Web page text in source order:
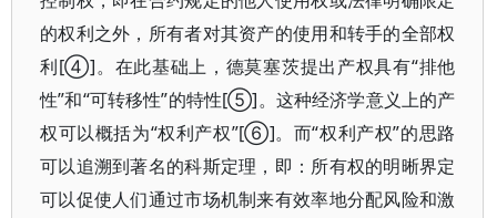
的权利之外，所有者对其资产的使用和转手的全部权
利[④]。在此基础上，德莫塞茨提出产权具有“排他
性”和“可转移性”的特性[⑤]。这种经济学意义上的产
权可以概括为“权利产权”[⑥]。而“权利产权”的思路
可以追溯到著名的科斯定理，即：所有权的明晰界定
可以促使人们通过市场机制来有效率地分配风险和激